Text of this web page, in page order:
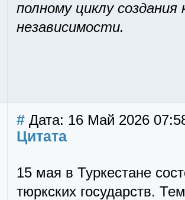
полному циклу
независимости.
# Дата: 16 Май 2026
Цитата
15 мая в Туркестане
тюркских государств.